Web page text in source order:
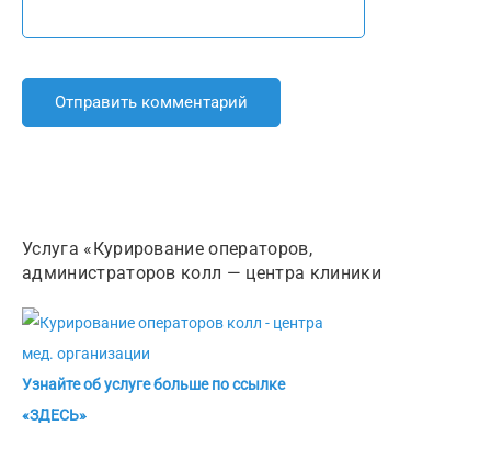
Услуга «Курирование операторов,
администраторов колл — центра клиники
Узнайте об услуге больше по ссылке
«ЗДЕСЬ»